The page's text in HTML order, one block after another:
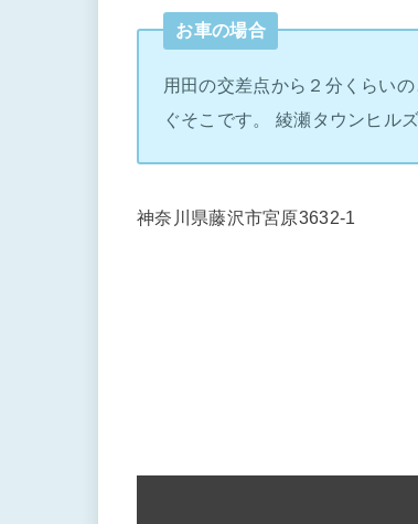
お車の場合
用田の交差点から２分くらい
ぐそこです。 綾瀬タウンヒル
神奈川県藤沢市宮原3632-1